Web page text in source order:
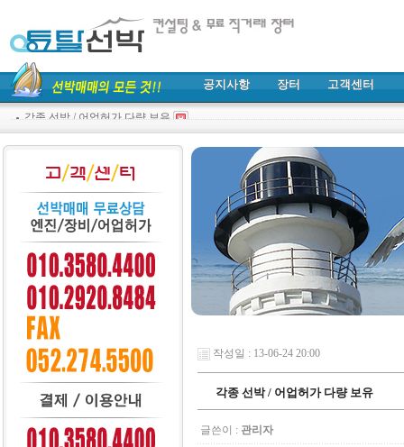
공지사항 장터 고객센터
각종 선박 / 어업허가 다량 보유
작성일 : 13-06-24 20:00
각종 선박 / 어업허가 다량 보유
글쓴이 : 관리자